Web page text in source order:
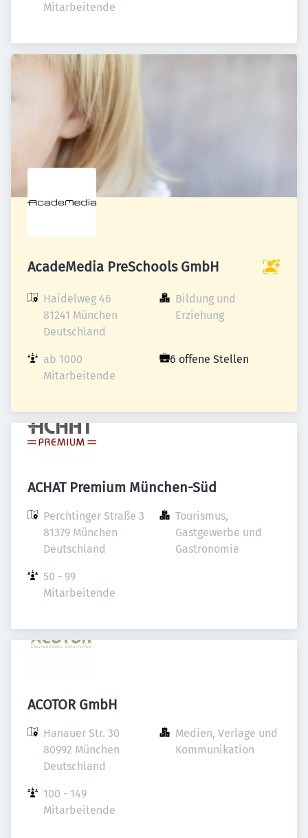
Mitarbeitende
AcadeMedia PreSchools GmbH
Haidelweg 46
81241 München
Deutschland
Bildung und
Erziehung
ab 1000
Mitarbeitende
6 offene Stellen
ACHAT Premium München-Süd
Perchtinger Straße 3
81379 München
Deutschland
Tourismus,
Gastgewerbe und
Gastronomie
50 - 99
Mitarbeitende
ACOTOR GmbH
Hanauer Str. 30
80992 München
Deutschland
Medien, Verlage und
Kommunikation
100 - 149
Mitarbeitende